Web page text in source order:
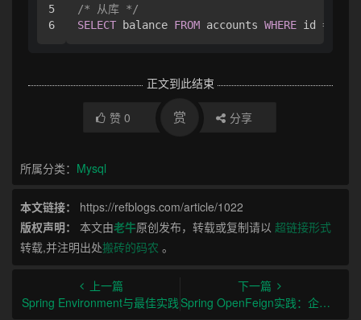
5
/* 从库 */
SELECT balance FROM accounts WHERE id =
正文到此结束
赞 0 赏 分享
所属分类： Mysql
本文链接：
https://refblogs.com/article/1022
版权声明：
本文由老牛原创发布，转载或复制请以 超链接形式
转载,并注明出处搬砖的码农 。
上一篇
Spring Environment与最佳实践
下一篇
Spring OpenFeign实践：企业级RPC调用解决方案